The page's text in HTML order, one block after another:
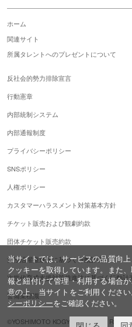
ホーム
関連サイト
所属タレントへのプレゼントについて
反社会的勢力排除宣言
行動憲章
内部統制システム
内部通報制度
プライバシーポリシー
SNSポリシー
人権ポリシー
カスタマーハラスメント対策基本方針
チケット販売および観劇約款
団体チケット販売約款
女性活躍推進法に基づく行動計画
次世代育成支援対策推進法に基づく行動計
警備業標識
©YOSHIMOTO KOGYO,ALL Rights
当サイトでは、サービスの品質向
クッキーを取得しています。また
報と紐付けて管理・利用する場合
意の上、当サイトをご利用くださ
シーポリシーをご確認ください。